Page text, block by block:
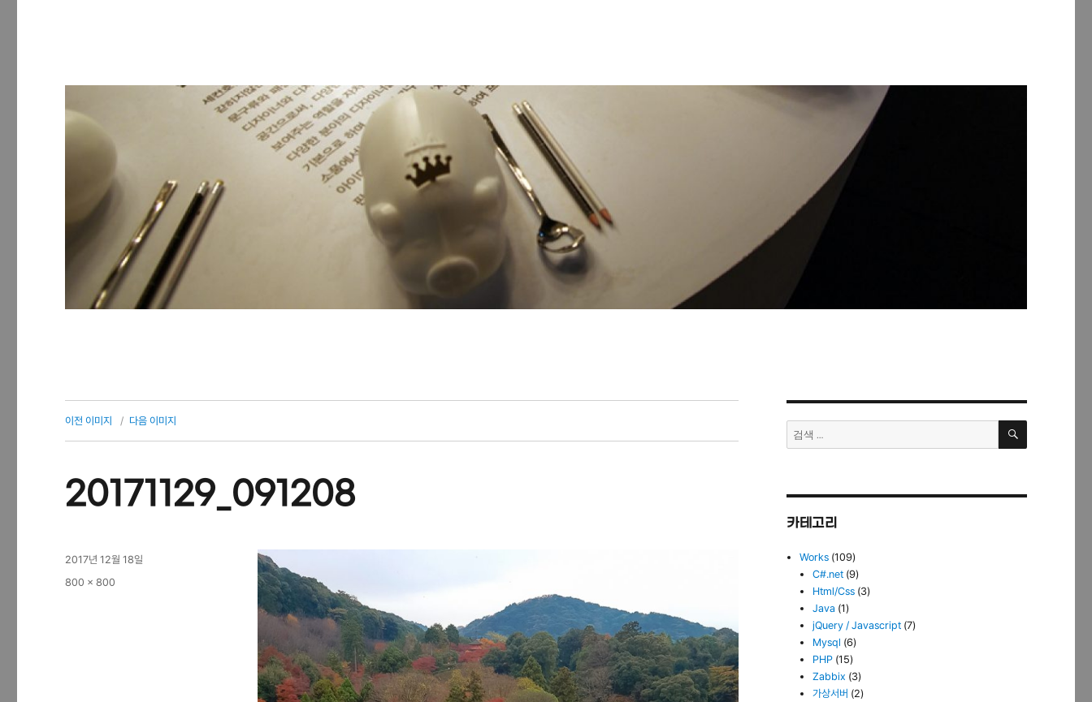
이전 이미지 다음 이미지
20171129_091208
작
성
2017년 12월 18일
전
800 × 800
검
색:
검
카테고리
Works (109)
C#.net (9)
Html/Css (3)
Java (1)
jQuery / Javascript (7)
Mysql (6)
PHP (15)
Zabbix (3)
가상서버 (2)